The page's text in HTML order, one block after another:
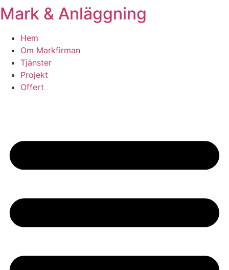
Skip
to
content
Mark & Anläggning
Hem
Om Markfirman
Tjänster
Projekt
Offert